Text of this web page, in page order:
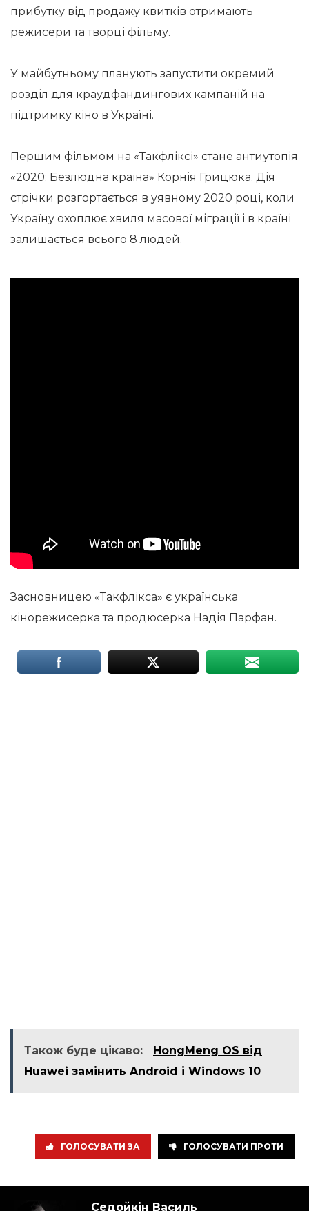
прибутку від продажу квитків отримають
режисери та творці фільму.
У майбутньому планують запустити окремий
розділ для краудфандингових кампаній на
підтримку кіно в Україні.
Першим фільмом на «Такфліксі» стане антиутопія
«2020: Безлюдна країна» Корнія Грицюка. Дія
стрічки розгортається в уявному 2020 році, коли
Україну охоплює хвиля масової міграції і в країні
залишається всього 8 людей.
Засновницею «Такфлікса» є українська
кінорежисерка та продюсерка Надія Парфан.
Також буде цікаво:
HongMeng OS від
Huawei замінить Android і Windows 10
ГОЛОСУВАТИ ЗА ГОЛОСУВАТИ ПРОТИ
Седойкін Василь